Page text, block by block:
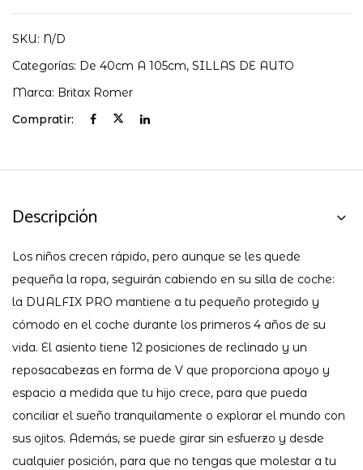
SKU: N/D
Categorías: De 40cm A 105cm, SILLAS DE AUTO
Marca: Britax Romer
Compratir:
Descripción
Los niños crecen rápido, pero aunque se les quede
pequeña la ropa, seguirán cabiendo en su silla de coche:
la DUALFIX PRO mantiene a tu pequeño protegido y
cómodo en el coche durante los primeros 4 años de su
vida. El asiento tiene 12 posiciones de reclinado y un
reposacabezas en forma de V que proporciona apoyo y
espacio a medida que tu hijo crece, para que pueda
conciliar el sueño tranquilamente o explorar el mundo con
sus ojitos. Además, se puede girar sin esfuerzo y desde
cualquier posición, para que no tengas que molestar a tu